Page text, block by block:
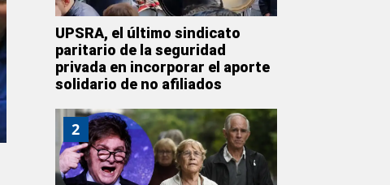
UPSRA, el último sindicato
paritario de la seguridad
privada en incorporar el aporte
solidario de no afiliados
2